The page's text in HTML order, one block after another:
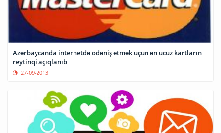
Azərbaycanda internetdə ödəniş etmək üçün ən ucuz kartların
reytinqi açıqlanıb
27-09-2013